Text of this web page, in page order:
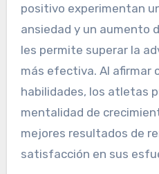
positivo experimentan
ansiedad y un aumento
les permite superar la
más efectiva. Al afirmar
habilidades, los atletas
mentalidad de
mejores resultados de
satisfacción en sus